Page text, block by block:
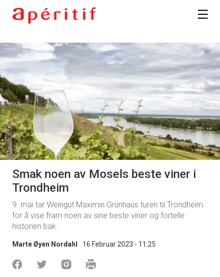
Smak noen av Mosels beste viner i
Trondheim
9. mai tar Weingut Maximin Grünhaus turen til Trondheim
for å vise fram noen av sine beste viner og fortelle
historien bak.
Marte Øyen Nordahl 16 Februar 2023 - 11:25